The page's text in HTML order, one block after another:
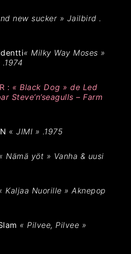
new sucker » Jailbird .
« Milky Way Moses »
: « Black Dog » de Led
Steve’n’seagulls – Farm
«JIMI » .1975
Nämä yöt » Vanha & uusi
Kaljaa Nuorille » Aknepop
« Pilvee, Pilvee »